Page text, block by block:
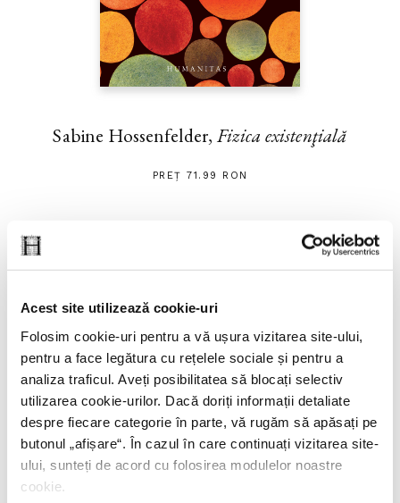
Acest site utilizează cookie-uri
Folosim cookie-uri pentru a vă ușura vizitarea site-ului,
pentru a face legătura cu rețelele sociale și pentru a
analiza traficul. Aveți posibilitatea să blocați selectiv
utilizarea cookie-urilor. Dacă doriți informații detaliate
despre fiecare categorie în parte, vă rugăm să apăsați pe
butonul „ afișare“. În cazul în care continuați vizitarea site-
ului, sunteți de acord cu folosirea modulelor noastre
cookie.
Sabine Hossenfelder, Fizica existenţială
PREȚ 71.99 RON